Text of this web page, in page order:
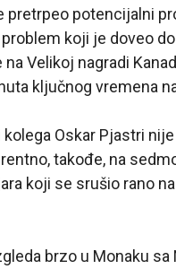
pretrpeo potencijalni
koji je doveo
Velikoj nagradi
ključnog vremena
Oskar Pjastri
takođe, na
koji se srušio rano
brzo u Monaku sa